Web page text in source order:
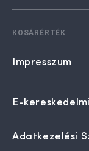
KOSÁRÉRTÉK
Impresszum
E-
Adatkezelési